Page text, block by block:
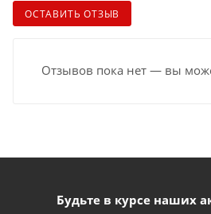
ОСТАВИТЬ ОТЗЫВ
Отзывов пока нет — вы
Будьте в курсе наших